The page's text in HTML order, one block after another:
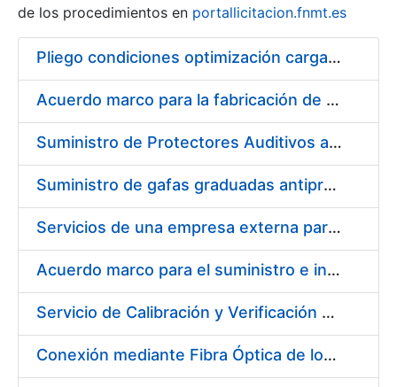
de los procedimientos en portallicitacion.fnmt.es
Pliego condiciones optimización cargas compras firmado
Acuerdo marco para la fabricación de piezas
Suministro de Protectores Auditivos a medida para las personas trabajadoras de los Centros de Trabajo de Madrid y Burgos
Suministro de gafas graduadas antiproyecciones para los trabajadores de la FNMT-RCM en los centros de trabajo de Madrid y Burgos
Servicios de una empresa externa para el asesoramiento y resolución de los recursos de alzada que se presentan relacionados con procesos de selección para la FNMT-RCM
Acuerdo marco para el suministro e instalación de persianas, estores y otros complementos
Servicio de Calibración y Verificación Externa de los Equipos de Medición del Servicio de Prevención de la FNMT-RCM
Conexión mediante Fibra Óptica de los Centros de Proceso de Datos (CPDs) de las sedes de la FNMT-RCM de Burgos y Madrid